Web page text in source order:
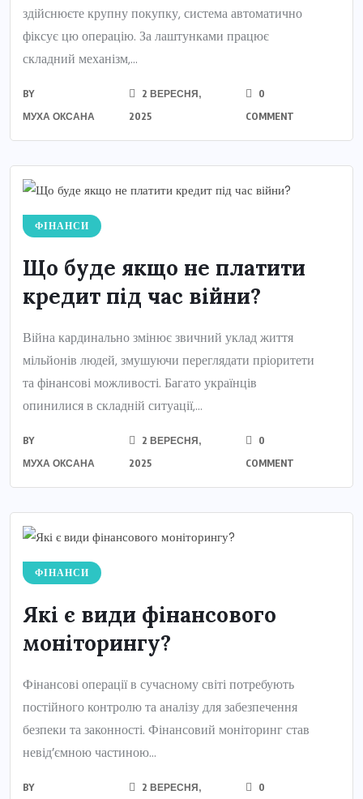
здійснюєте крупну покупку, система автоматично
фіксує цю операцію. За лаштунками працює
складний механізм,...
BY
МУХА ОКСАНА
2 ВЕРЕСНЯ,
2025
0
COMMENT
ФІНАНСИ
Що буде якщо не платити
кредит під час війни?
Війна кардинально змінює звичний уклад життя
мільйонів людей, змушуючи переглядати пріоритети
та фінансові можливості. Багато українців
опинилися в складній ситуації,...
BY
МУХА ОКСАНА
2 ВЕРЕСНЯ,
2025
0
COMMENT
ФІНАНСИ
Які є види фінансового
моніторингу?
Фінансові операції в сучасному світі потребують
постійного контролю та аналізу для забезпечення
безпеки та законності. Фінансовий моніторинг став
невід’ємною частиною...
BY
2 ВЕРЕСНЯ,
0